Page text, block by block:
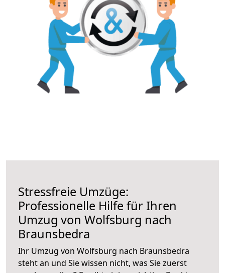
Stressfreie Umzüge:
Professionelle Hilfe für Ihren
Umzug von Wolfsburg nach
Braunsbedra
Ihr Umzug von Wolfsburg nach Braunsbedra
steht an und Sie wissen nicht, was Sie zuerst